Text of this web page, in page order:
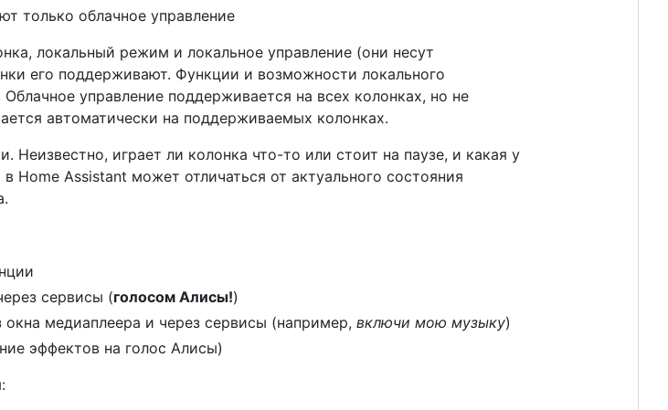
только облачное управление
локальный режим и локальное управление (они несут
его поддерживают. Функции и возможности локального
управление поддерживается на всех колонках, но не
автоматически на поддерживаемых колонках.
Неизвестно, играет ли колонка что-то или стоит на паузе, и какая у
Home Assistant может отличаться от актуального состояния
сервисы (голосом Алисы!)
окна медиаплеера и через сервисы (например, включи мою музыку)
эффектов на голос Алисы)